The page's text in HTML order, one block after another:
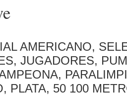
AMERICANO,
JUGADORES,
PLATA, 50 100